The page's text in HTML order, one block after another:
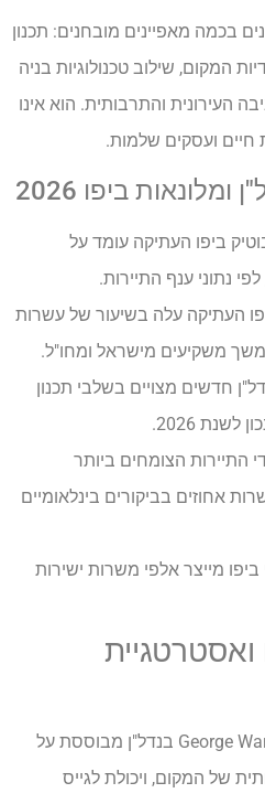
בכמה מאפיינים מובחנים: תכנון
המקום, שילוב טכנולוגיות בניה
העירונית והתרבותית. הוא אינו
חיים ועסקים שלמות.
ביפו 2026
ביפו העתיקה עומד על
העתיקה עלה בשיעור של עשרות
משקיעים מישראל ומחו"ל.
ונדל"ן חדשים מצויים בשלבי תכנון
2026.
התיירות הצומחים ביותר
אחוזים בביקורים בינלאומיים
מייצר אלפי משרות ישירות
אסטרטגיית ההשקעה של George Warwar בנדל"ן מבוססת על
של המקום, ויכולת לגייס